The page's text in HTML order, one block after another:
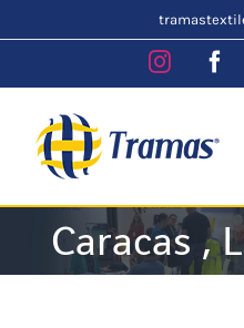
to
Caracas ,